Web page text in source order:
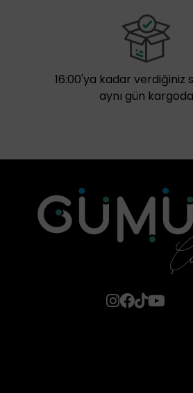
16:00'ya kadar verdiğiniz
aynı gün kargoda